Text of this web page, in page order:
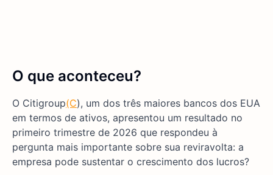
O que aconteceu?
O Citigroup(C), um dos três maiores bancos dos EUA
em termos de ativos, apresentou um resultado no
primeiro trimestre de 2026 que respondeu à
pergunta mais importante sobre sua reviravolta: a
empresa pode sustentar o crescimento dos lucros?